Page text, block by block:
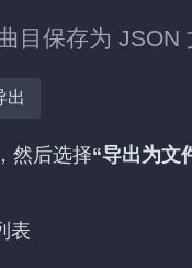
目保存为 JSON
出
然后选择“导出为文
表